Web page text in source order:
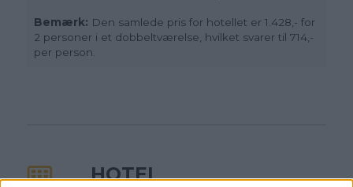
Bemærk: Den samlede pris for hotellet er 1.428,- for
2 personer i et dobbeltværelse, hvilket svarer til 714,-
per person.
HOTEL